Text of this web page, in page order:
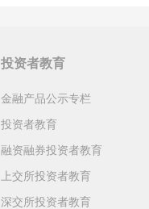
投资者教育
金融产品公示专栏
投资者教育
融资融券投资者教育
上交所投资者教育
深交所投资者教育